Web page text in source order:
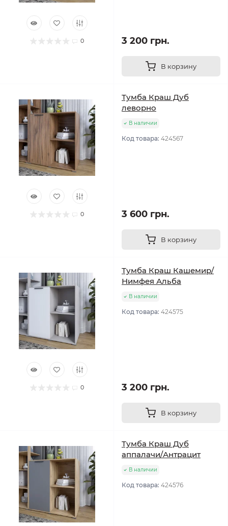
0 3 200 грн.
В корзину
0
Тумба Краш Дуб
леворно
В наличии
Код товара: 424567
3 600 грн.
В корзину
0
Тумба Краш Кашемир/
Нимфея Альба
В наличии
Код товара: 424575
3 200 грн.
В корзину
Тумба Краш Дуб
аппалачи/Антрацит
В наличии
Код товара: 424576